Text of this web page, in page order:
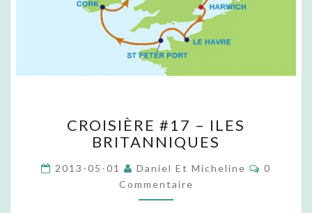
R
O
S
I
È
CROISIÈRE #17 – ILES
BRITANNIQUES
2013-05-01 Daniel Et Micheline
C
O
0
Commentaire